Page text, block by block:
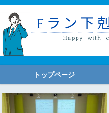
トップページ